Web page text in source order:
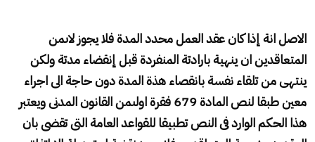
الاصل انة إذا كان عقد العمل محدد المدة فلا يجوز لاىمن
المتعاقدين ان ينهية بارادتة المنفردة قبل إنقضاء مدتة ولكن
ينتهى من تلقاء نفسة بانقصاء هذة المدة دون حاجة الى اجراء
معين طبقا لنص المادة 679 فقرة اولىمن القانون المدنى ويعتبر
هذا الحكم الوارد فى النص تطبيقا للقواعد العامة التى تقضى بان